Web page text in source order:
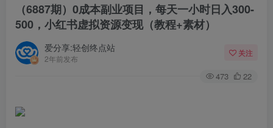
（6887期）0成本副业项目，每天一小时日入300-
500，小红书虚拟资源变现（教程+素材）
爱分享:轻创终点站
2年前发布
关注
473 22